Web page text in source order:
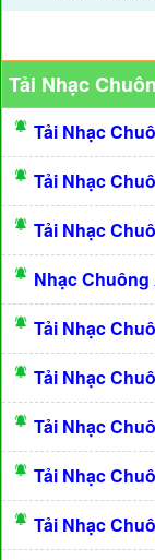
Tải Nhạc
Tải Nhạc
Tải Nhạc
Tải Nhạc
Nhạc
Tải Nhạc
Tải Nhạc
Tải Nhạc
Tải Nhạc
Tải Nhạc